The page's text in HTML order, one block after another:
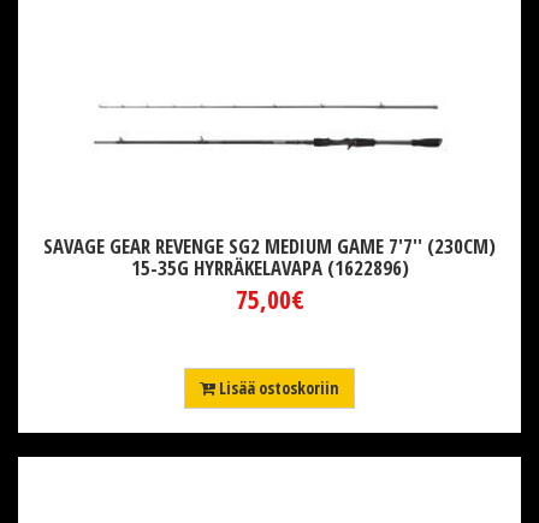
SAVAGE GEAR REVENGE SG2 MEDIUM GAME 7'7'' (230CM)
15-35G HYRRÄKELAVAPA (1622896)
75,00€
Lisää ostoskoriin